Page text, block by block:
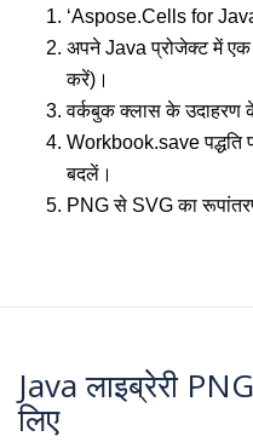
‘Aspose.Cells for
अपने Java प्रोजेक्ट में एक
करें)।
वर्कबुक क्लास के
Workbook.save
बदलें।
PNG से SVG का
Java लाइब्रेरी
लिए